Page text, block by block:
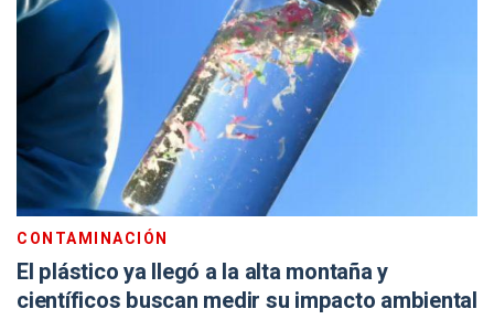
CONTAMINACIÓN
El plástico ya llegó a la alta montaña y
científicos buscan medir su impacto ambiental